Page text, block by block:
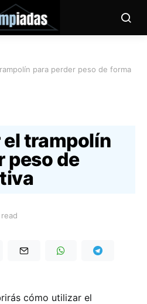
para perder peso de forma
el trampolín
peso de
cómo utilizar el